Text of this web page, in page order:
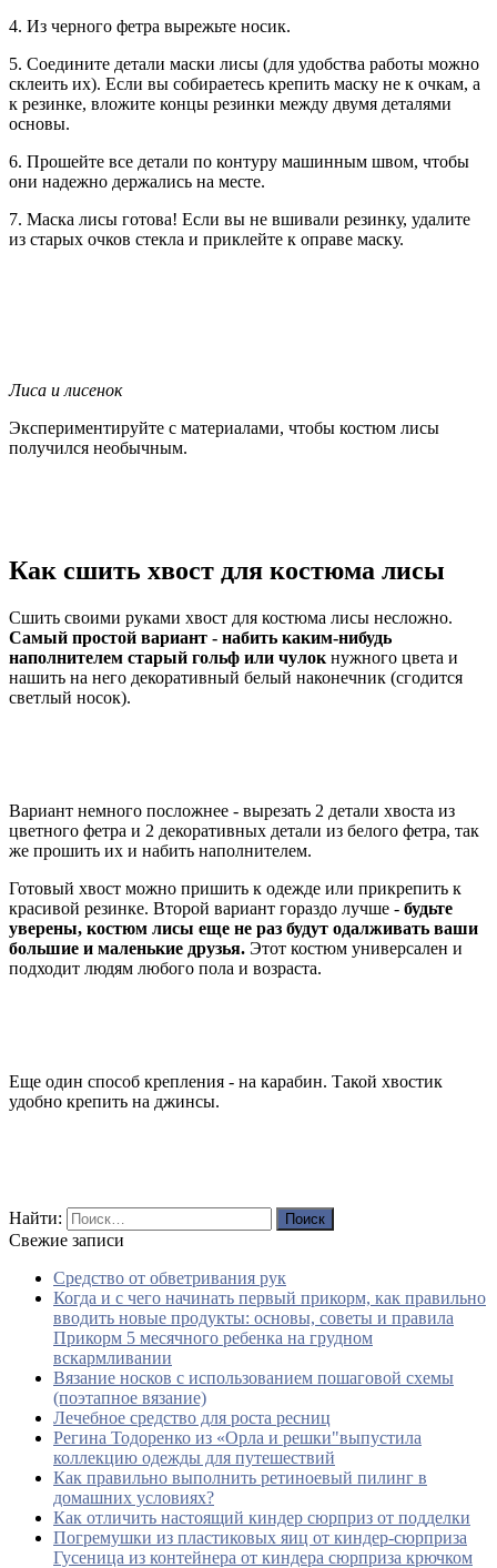
4. Из черного фетра вырежьте носик.
5. Соедините детали маски лисы (для удобства работы можно
склеить их). Если вы собираетесь крепить маску не к очкам, а
к резинке, вложите концы резинки между двумя деталями
основы.
6. Прошейте все детали по контуру машинным швом, чтобы
они надежно держались на месте.
7. Маска лисы готова! Если вы не вшивали резинку, удалите
из старых очков стекла и приклейте к оправе маску.
Лиса и лисенок
Экспериментируйте с материалами, чтобы костюм лисы
получился необычным.
Как сшить хвост для костюма лисы
Сшить своими руками хвост для костюма лисы несложно.
Самый простой вариант - набить каким-нибудь
наполнителем старый гольф или чулок нужного цвета и
нашить на него декоративный белый наконечник (сгодится
светлый носок).
Вариант немного посложнее - вырезать 2 детали хвоста из
цветного фетра и 2 декоративных детали из белого фетра, так
же прошить их и набить наполнителем.
Готовый хвост можно пришить к одежде или прикрепить к
красивой резинке. Второй вариант гораздо лучше - будьте
уверены, костюм лисы еще не раз будут одалживать ваши
большие и маленькие друзья. Этот костюм универсален и
подходит людям любого пола и возраста.
Еще один способ крепления - на карабин. Такой хвостик
удобно крепить на джинсы.
Найти:
Свежие записи
Средство от обветривания рук
Когда и с чего начинать первый прикорм, как правильно
вводить новые продукты: основы, советы и правила
Прикорм 5 месячного ребенка на грудном
вскармливании
Вязание носков с использованием пошаговой схемы
(поэтапное вязание)
Лечебное средство для роста ресниц
Регина Тодоренко из «Орла и решки"выпустила
коллекцию одежды для путешествий
Как правильно выполнить ретиноевый пилинг в
домашних условиях?
Как отличить настоящий киндер сюрприз от подделки
Погремушки из пластиковых яиц от киндер-сюрприза
Гусеница из контейнера от киндера сюрприза крючком